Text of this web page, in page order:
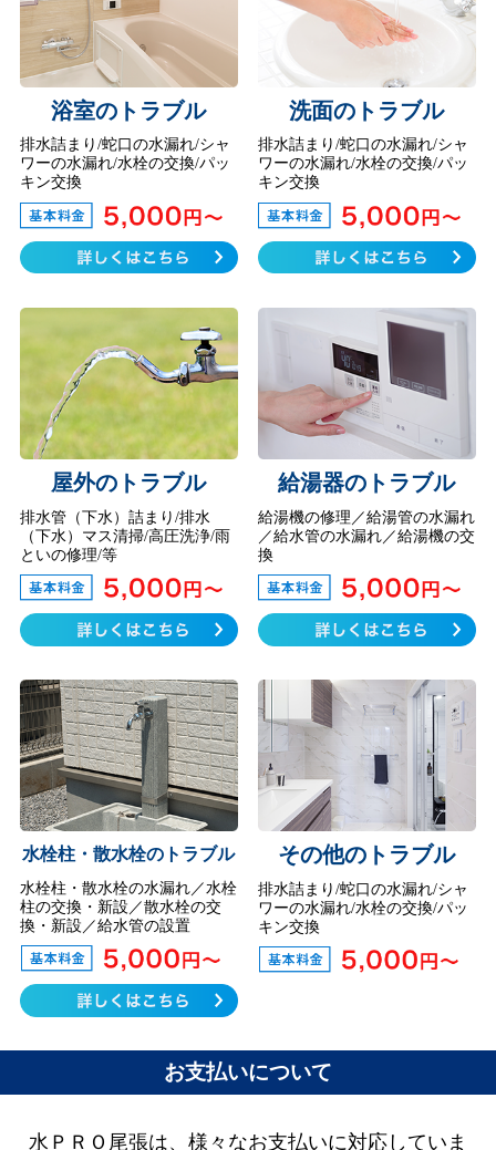
浴室のトラブル
排水詰まり/蛇口の水漏れ/シャ
ワーの水漏れ/水栓の交換/パッ
キン交換
洗面のトラブル
排水詰まり/蛇口の水漏れ/シャ
ワーの水漏れ/水栓の交換/パッ
キン交換
屋外のトラブル
排水管（下水）詰まり/排水
（下水）マス清掃/高圧洗浄/雨
といの修理/等
給湯器のトラブル
給湯機の修理／給湯管の水漏れ
／給水管の水漏れ／給湯機の交
換
水栓柱・散水栓のトラブル
水栓柱・散水栓の水漏れ／水栓
柱の交換・新設／散水栓の交
換・新設／給水管の設置
その他のトラブル
排水詰まり/蛇口の水漏れ/シャ
ワーの水漏れ/水栓の交換/パッ
キン交換
お支払いについて
水ＰＲＯ尾張は、様々なお支払いに対応していま